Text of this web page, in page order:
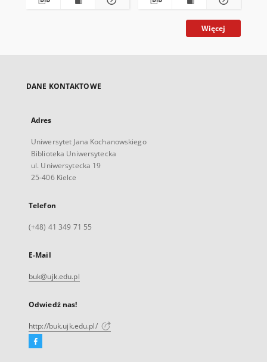
Więcej
DANE KONTAKTOWE
Adres
Uniwersytet Jana Kochanowskiego
Biblioteka Uniwersytecka
ul. Uniwersytecka 19
25-406 Kielce
Telefon
(+48) 41 349 71 55
E-Mail
buk@ujk.edu.pl
Odwiedź nas!
http://buk.ujk.edu.pl/
Facebook